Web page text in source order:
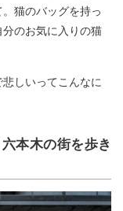
猫のバッグを持っ
のお気に入りの猫
しいってこんなに
本木の街を歩き